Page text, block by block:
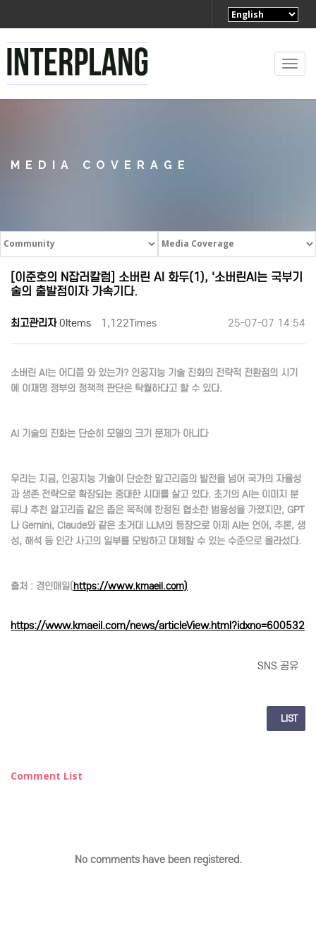
MEDIA COVERAGE
[이준호의 N잡러칼럼] 소버린 AI 화두(1), '소버린AI는 국부기
술의 출발점이자 가속기다.
최고관리자 0Items 1,122Times 25-07-07 14:54
소버린 AI는 어디쯤 와 있는가? 인공지능 기술 진화의 전략적 전환점의 시기
에 이재명 정부의 정책적 판단은 탁월하다고 할 수 있다.
AI 기술의 진화는 단순히 모델의 크기 문제가 아니다
우리는 지금, 인공지능 기술이 단순한 알고리즘의 발전을 넘어 국가의 자율성
과 생존 전략으로 확장되는 중대한 시대를 살고 있다. 초기의 AI는 이미지 분
류나 추천 알고리즘 같은 좁은 목적에 한정된 협소한 범용성을 가졌지만, GPT
나 Gemini, Claude와 같은 초거대 LLM의 등장으로 이제 AI는 언어, 추론, 생
성, 해석 등 인간 사고의 일부를 모방하고 대체할 수 있는 수준으로 올라섰다.
출처 : 경인매일(https://www.kmaeil.com)
https://www.kmaeil.com/news/articleView.html?idxno=600532
SNS 공유
LIST
Comment List
No comments have been registered.